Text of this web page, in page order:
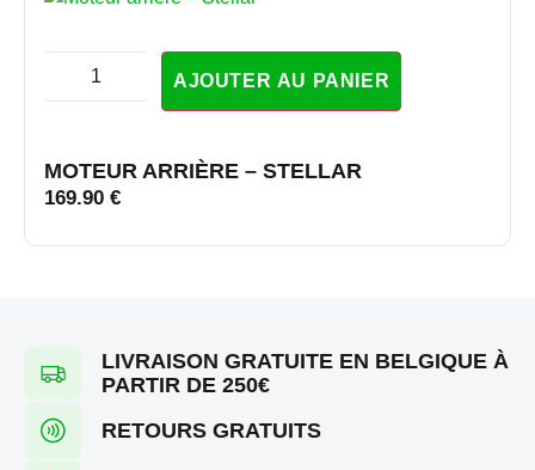
AJOUTER AU PANIER
MOTEUR ARRIÈRE – STELLAR
169.90 €
LIVRAISON GRATUITE EN BELGIQUE À
PARTIR DE 250€
RETOURS GRATUITS